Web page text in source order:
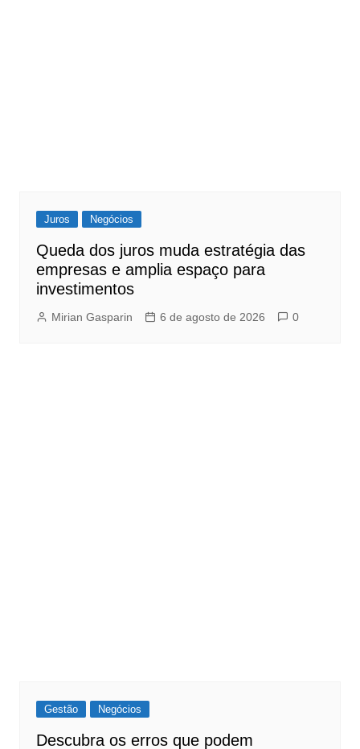
Juros Negócios
Queda dos juros muda estratégia das
empresas e amplia espaço para
investimentos
Mirian Gasparin 6 de agosto de 2026 0
Gestão Negócios
Descubra os erros que podem